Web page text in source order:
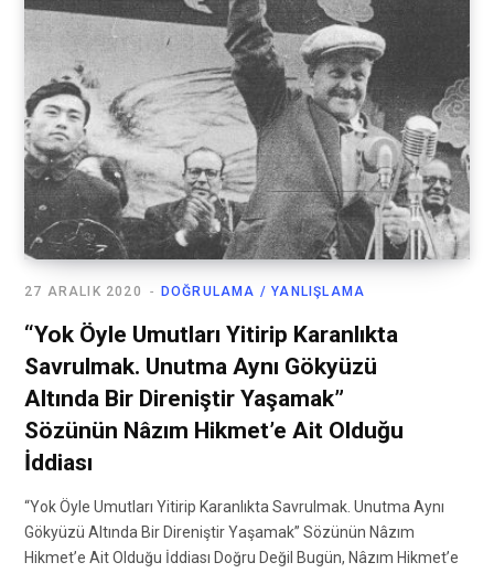
DOĞRULAMA / YANLIŞLAMA
27 ARALIK 2020
“Yok Öyle Umutları Yitirip Karanlıkta
Savrulmak. Unutma Aynı Gökyüzü
Altında Bir Direniştir Yaşamak”
Sözünün Nâzım Hikmet’e Ait Olduğu
İddiası
“Yok Öyle Umutları Yitirip Karanlıkta Savrulmak. Unutma Aynı
Gökyüzü Altında Bir Direniştir Yaşamak” Sözünün Nâzım
Hikmet’e Ait Olduğu İddiası Doğru Değil Bugün, Nâzım Hikmet’e